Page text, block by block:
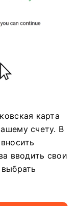
карта
счету. В
вводить свои